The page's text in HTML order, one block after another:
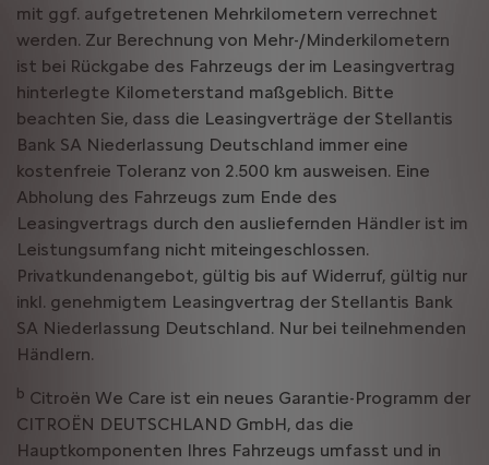
mit ggf. aufgetretenen Mehrkilometern verrechnet
werden. Zur Berechnung von Mehr-/Minderkilometern
ist bei Rückgabe des Fahrzeugs der im Leasingvertrag
hinterlegte Kilometerstand maßgeblich. Bitte
beachten Sie, dass die Leasingverträge der Stellantis
Bank SA Niederlassung Deutschland immer eine
kostenfreie Toleranz von 2.500 km ausweisen. Eine
Abholung des Fahrzeugs zum Ende des
Leasingvertrags durch den ausliefernden Händler ist im
Leistungsumfang nicht miteingeschlossen.
Privatkundenangebot, gültig bis auf Widerruf, gültig nur
inkl. genehmigtem Leasingvertrag der Stellantis Bank
SA Niederlassung Deutschland. Nur bei teilnehmenden
Händlern.
b Citroën We Care ist ein neues Garantie-Programm der
CITROËN DEUTSCHLAND GmbH, das die
Hauptkomponenten Ihres Fahrzeugs umfasst und in